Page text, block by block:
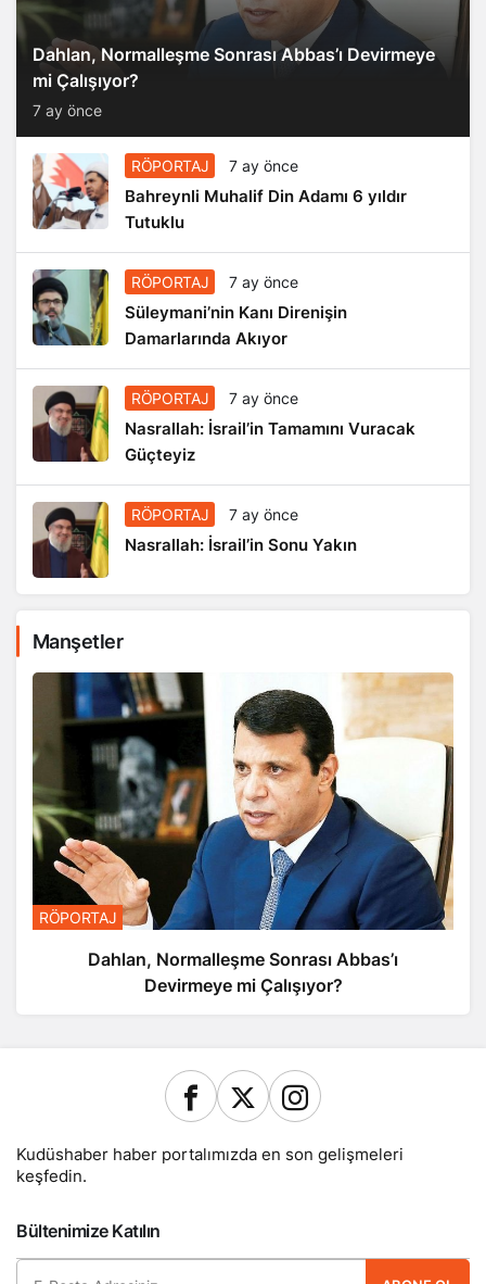
Dahlan, Normalleşme Sonrası Abbas’ı Devirmeye
mi Çalışıyor?
7 ay önce
RÖPORTAJ 7 ay önce
Bahreynli Muhalif Din Adamı 6 yıldır
Tutuklu
RÖPORTAJ 7 ay önce
Süleymani’nin Kanı Direnişin
Damarlarında Akıyor
RÖPORTAJ 7 ay önce
Nasrallah: İsrail’in Tamamını Vuracak
Güçteyiz
RÖPORTAJ 7 ay önce
Nasrallah: İsrail’in Sonu Yakın
Manşetler
RÖPORTAJ
Dahlan, Normalleşme Sonrası Abbas’ı
Devirmeye mi Çalışıyor?
Kudüshaber haber portalımızda en son gelişmeleri
keşfedin.
Bültenimize Katılın